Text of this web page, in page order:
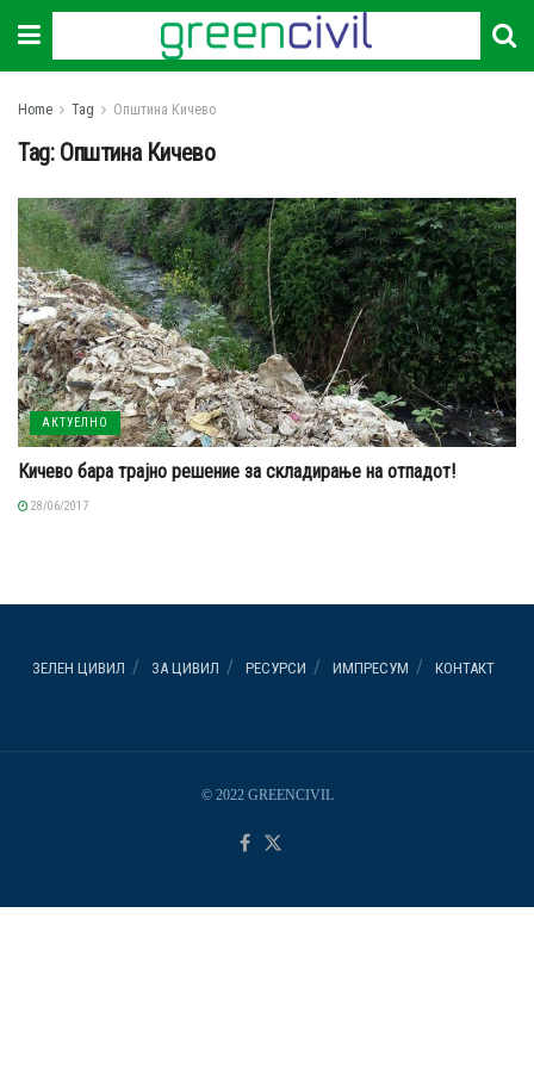
Home Tag Општина Кичево
Tag: Општина Кичево
АКТУЕЛНО
Кичево бара трајно решение за складирање на отпадот!
28/06/2017
ЗЕЛЕН ЦИВИЛ ЗА ЦИВИЛ РЕСУРСИ ИМПРЕСУМ КОНТАКТ
© 2022 GREENCIVIL